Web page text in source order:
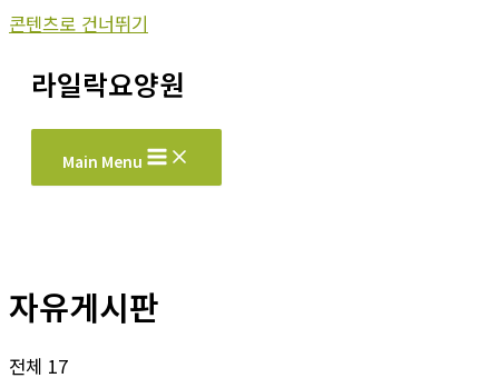
콘텐츠로 건너뛰기
라일락요양원
Main Menu
자유게시판
전체 17